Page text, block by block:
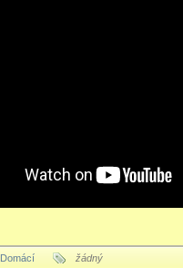
Domácí žádný